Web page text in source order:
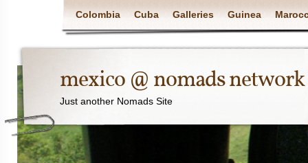
Colombia Cuba Galleries Guinea
mexico @ nomads network
Just another Nomads Site